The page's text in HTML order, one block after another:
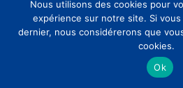
Royaume-Uni (6 avril – 5
Nous utilisons des cookies pour
expérience sur notre site. Si
dernier, nous considérerons que
cookies.
Ok